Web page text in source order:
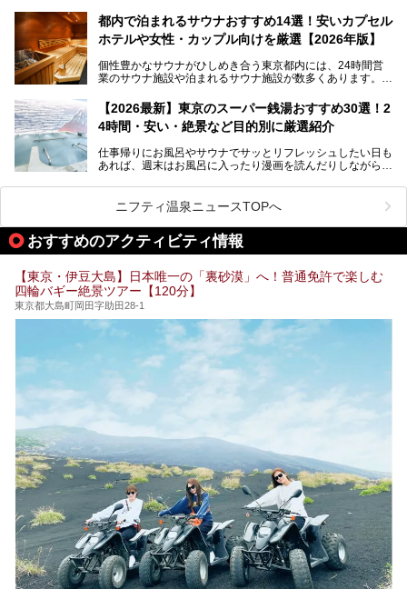
いおしゃれな名店15選を、おすすめの順番で一挙にご紹介
します。
ツァ大井町トラックス」がニューオープン。施設の様子をレ
ポ―トします。
都内で泊まれるサウナおすすめ14選！安いカプセル
ホテルや女性・カップル向けを厳選【2026年版】
個性豊かなサウナがひしめき合う東京都内には、24時間営
業のサウナ施設や泊まれるサウナ施設が数多くあります。
を旅の目的とする「サ旅」や自分へのご褒美のための宿泊な
ど、自分の好きなタイミングで好きなだけサ活ができるのが
魅力です。
最近では、男性専用施設だけでなく、カップルや女性に嬉し
い個室サウナも増えてきました。
ら、特におすすめしたい施設14選をご紹介します。
してみてください。
【2026最新】東京のスーパー銭湯おすすめ30選！2
4時間・安い・絶景など目的別に厳選紹介
仕事帰りにお風呂やサウナでサッとリフレッシュしたい日も
あれば、週末はお風呂に入ったり漫画を読んだりしながら一
また、終電を逃してしまい、「このまま朝までゆっくりでき
る場所があれば」と探した経験がある人も多いのではないで
しょうか。
そこで本記事では、東京でおすすめのスーパー銭湯を、目的
24時間営業で宿泊できる施設や、1,000円以下で楽しめる安
い施設、デートや休日レジャーにもぴったりなエンタメ要素
が充実した施設など、利用のシーンに合わせて参考にしてく
ださい。
ニフティ温泉ニュースTOPへ
おすすめのアクティビティ情報
【東京・伊豆大島】日本唯一の「裏砂漠」へ！普通免許で楽しむ
四輪バギー絶景ツアー【120分】
東京都大島町岡田字助田28-1